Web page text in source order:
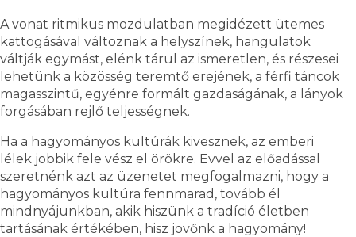
A vonat ritmikus mozdulatban megidézett ütemes
kattogásával változnak a helyszínek, hangulatok
váltják egymást, elénk tárul az ismeretlen, és részesei
lehetünk a közösség teremtő erejének, a férfi táncok
magasszintű, egyénre formált gazdaságának, a lányok
forgásában rejlő teljességnek.
Ha a hagyományos kultúrák kivesznek, az emberi
lélek jobbik fele vész el örökre. Evvel az előadással
szeretnénk azt az üzenetet megfogalmazni, hogy a
hagyományos kultúra fennmarad, tovább él
mindnyájunkban, akik hiszünk a tradíció életben
tartásának értékében, hisz jövőnk a hagyomány!